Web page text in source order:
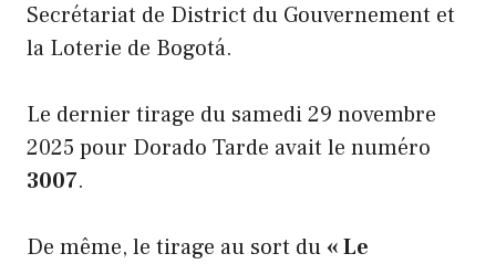
Secrétariat de District du Gouvernement et
la Loterie de Bogotá.
Le dernier tirage du samedi 29 novembre
2025 pour Dorado Tarde avait le numéro
3007.
De même, le tirage au sort du« Le